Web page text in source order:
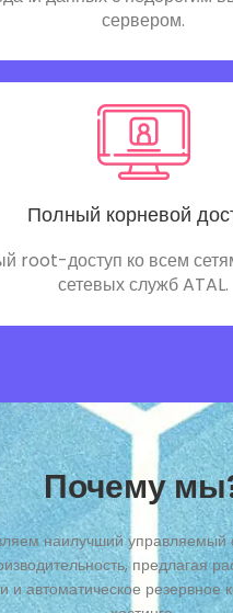
сервером.
Полный корневой
root-доступ ко всем
сетевых служб ATAL.
Почему
наилучший управляемый
предлагая
и автоматическое резервное